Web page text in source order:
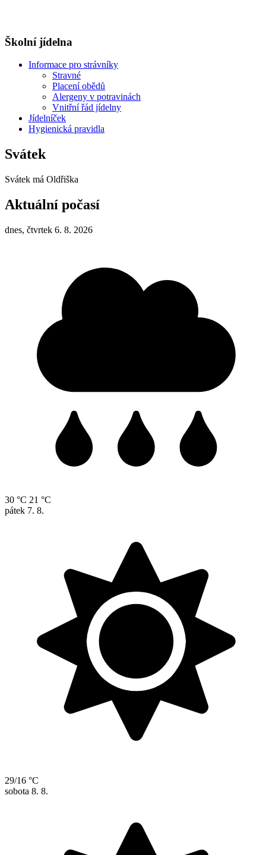
Školní jídelna
Informace pro strávníky
Stravné
Placení obědů
Alergeny v potravinách
Vnitřní řád jídelny
Jídelníček
Hygienická pravidla
Svátek
Svátek má Oldřiška
Aktuální počasí
dnes, čtvrtek 6. 8. 2026
30 °C 21 °C
pátek 7. 8.
29/16 °C
sobota 8. 8.